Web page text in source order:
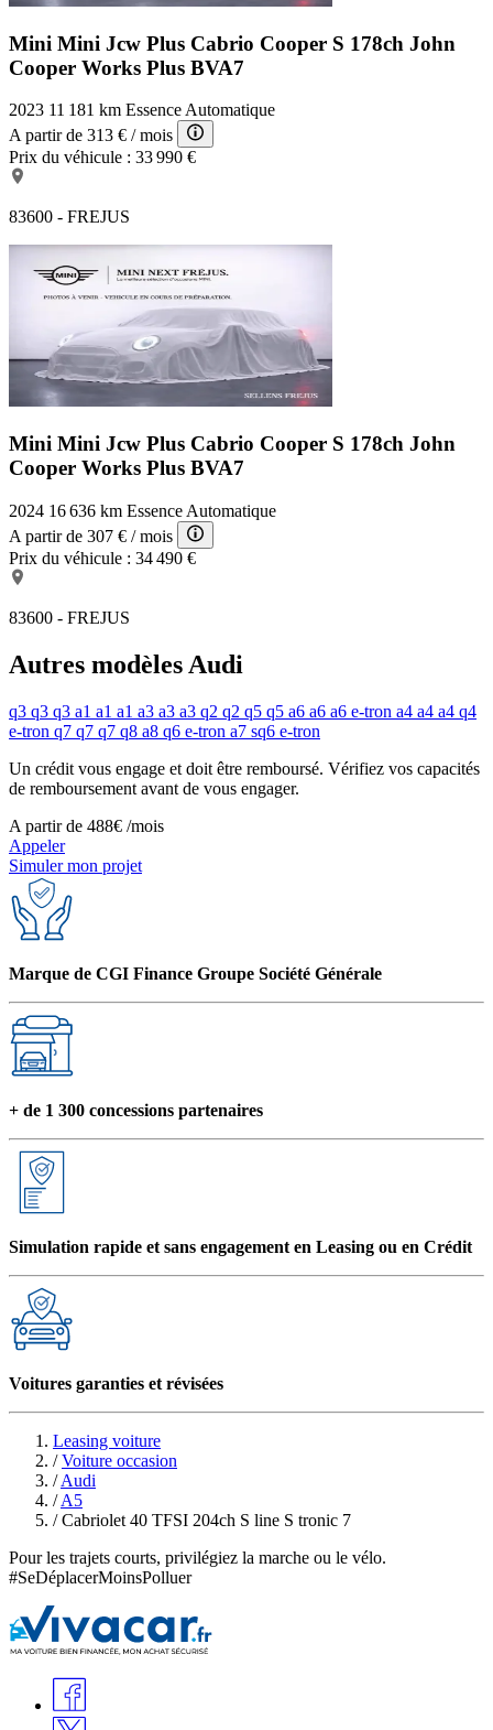
Répétiteurs de clignotant dans rétro ext
Sièges avant Sport
Volant sport
JAS 19" style pylône 5 bras Titane mat
Siège passager chauffant
Température extérieure
8 Haut parleurs
Buses de lave-glace chauffantes
Vitrage calorifuge
Echappement à double sortie
Poches d'aumonières
TMC
Commande du comportement dynamique
Jantes Alu
Appel d'Urgence Localisé
GPS Cartographique
Banquette 50/50
Porte-gobelets arrière
ESP
Airbag passager déconnectable
Feux de freinage d'urgence
Radar de stationnement AV
Volant multifonction
Ouverture des vitres séquentielle
Accoudoir central AV avec rangement
Rétroviseurs dégivrants
Volume automatique de la radio
Mini Mini Jcw Plus Cabrio Cooper S 178ch John
Cooper Works Plus BVA7
2023 11 181 km Essence Automatique
A partir de 313 € / mois
Prix du véhicule : 33 990 €
83600 - FREJUS
Mini Mini Jcw Plus Cabrio Cooper S 178ch John
Cooper Works Plus BVA7
2024 16 636 km Essence Automatique
A partir de 307 € / mois
Prix du véhicule : 34 490 €
83600 - FREJUS
Autres modèles Audi
q3 q3 q3 a1 a1 a1 a3 a3 a3 q2 q2 q5 q5 a6 a6 a6 e-tron a4 a4 a4 q4
e-tron q7 q7 q7 q8 a8 q6 e-tron a7 sq6 e-tron
Un crédit vous engage et doit être remboursé. Vérifiez vos capacités
de remboursement avant de vous engager.
A partir de 488€ /mois
Appeler
Simuler mon projet
Marque de CGI Finance Groupe Société Générale
+ de 1 300 concessions partenaires
Simulation rapide et sans engagement en Leasing ou en Crédit
Voitures garanties et révisées
Leasing voiture
/ Voiture occasion
/ Audi
/ A5
/ Cabriolet 40 TFSI 204ch S line S tronic 7
Pour les trajets courts, privilégiez la marche ou le vélo.
#SeDéplacerMoinsPolluer